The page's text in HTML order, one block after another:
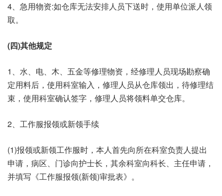
4、急用物资:如仓库无法安排人员下送时，使用单位派人领
取。
(四)其他规定
1、水、电、木、五金等修理物资，经修理人员现场勘察确
定用料后，使用科室输入，修理人员从仓库领出，待修理结
束，使用科室确认签字，修理人员将领料单交仓库。
2、工作服报领或新领手续
(1)报领或新领工作服时，本人首先向所在科室负责人提出
申请，病区、门诊向护士长，其余科室向科长、主任申请，
并填写《工作服报领(新领)审批表》。